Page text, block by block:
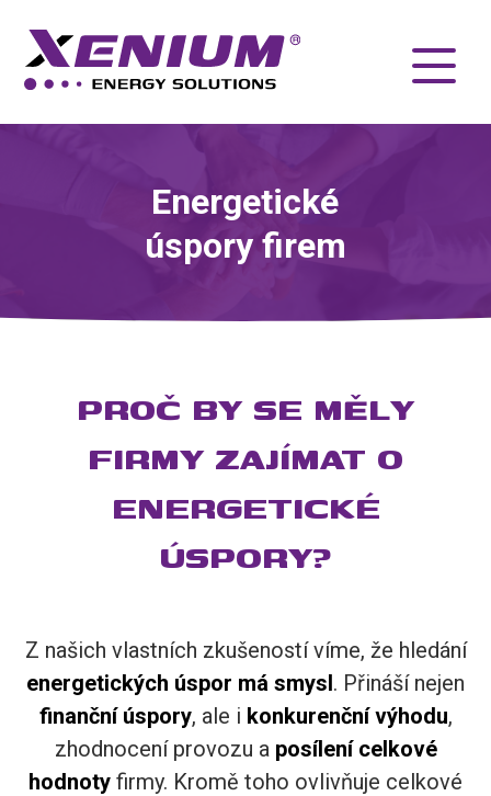
Energetické
úspory firem
PROČ BY SE MĚLY
FIRMY ZAJÍMAT O
ENERGETICKÉ
ÚSPORY?​
Z našich vlastních zkušeností víme, že hledání
energetických úspor má smysl. Přináší nejen
finanční úspory, ale i konkurenční výhodu,
zhodnocení provozu a posílení celkové
hodnoty firmy. Kromě toho ovlivňuje celkové